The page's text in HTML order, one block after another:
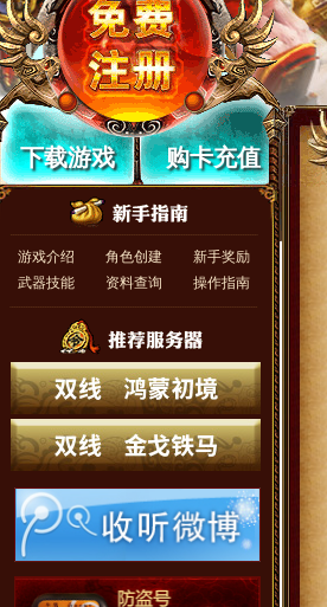
下载游戏 购卡充值
游戏介绍 角色创建
新手奖励
武器技能
资料查询 操作指南